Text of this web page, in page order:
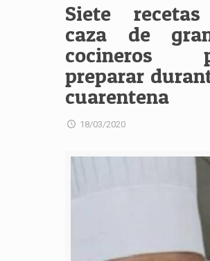
Siete
caza de
cocineros
preparar
cuarentena
18/03/2020